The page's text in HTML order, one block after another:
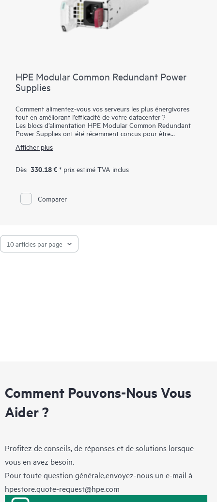
HPE Modular Common Redundant Power
Supplies
Comment alimentez-vous vos serveurs les plus énergivores
tout en améliorant l’efficacité de votre datacenter ?
Les blocs d’alimentation HPE Modular Common Redundant
Power Supplies ont été récemment conçus pour être
intégrant de nouveaux formats ainsi qu’une maintenance et
offrant jusqu’à 96 % d’efficacité
à 3 200 W ; ils permettent aux
utilisateurs de dimensionner correctement les alimentations
Les blocs d’alimentation HPE Modular Common Redundant
Power Supplies sont compatibles avec les serveurs HPE
DL380a Gen12, HPE ProLiant Compute DL580 Gen12, HPE
Alletra Storage 4000 et HPE ProLiant Compute XD230.
Afficher plus
Dès 330.18 € * prix estimé TVA inclus
Comparer
Comment Pouvons-Nous Vous
Aider ?
Profitez de conseils, de réponses et de solutions lorsque
vous en avez besoin.
Pour toute question générale,envoyez-nous un e-mail à
hpestore.quote-request@hpe.com